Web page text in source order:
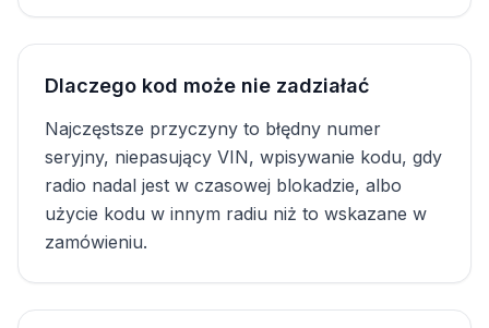
Dlaczego kod może nie zadziałać
Najczęstsze przyczyny to błędny numer
seryjny, niepasujący VIN, wpisywanie kodu, gdy
radio nadal jest w czasowej blokadzie, albo
użycie kodu w innym radiu niż to wskazane w
zamówieniu.